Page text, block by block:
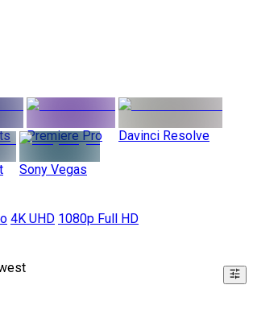
Premiere Pro Davinci Resolve
Sony Vegas
4K UHD 1080p Full HD